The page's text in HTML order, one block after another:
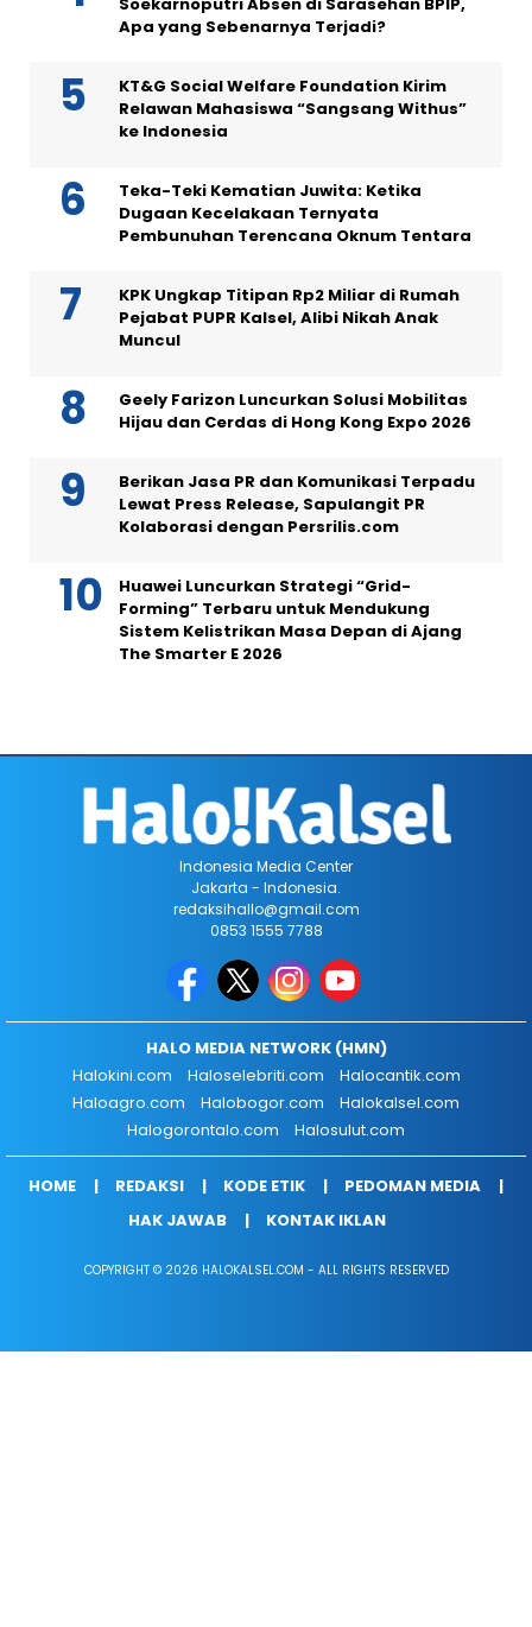
Apa yang Sebenarnya Terjadi?
KT&G Social Welfare Foundation Kirim
Relawan Mahasiswa “Sangsang Withus”
ke Indonesia
Teka-Teki Kematian Juwita: Ketika
Dugaan Kecelakaan Ternyata
Pembunuhan Terencana Oknum Tentara
KPK Ungkap Titipan Rp2 Miliar di Rumah
Pejabat PUPR Kalsel, Alibi Nikah Anak
Muncul
Geely Farizon Luncurkan Solusi Mobilitas
Hijau dan Cerdas di Hong Kong Expo 2026
Berikan Jasa PR dan Komunikasi Terpadu
Lewat Press Release, Sapulangit PR
Kolaborasi dengan Persrilis.com
Huawei Luncurkan Strategi “Grid-
Forming” Terbaru untuk Mendukung
Sistem Kelistrikan Masa Depan di Ajang
The Smarter E 2026
Indonesia Media Center
Jakarta - Indonesia.
redaksihallo@gmail.com
0853 1555 7788
HALO MEDIA NETWORK (HMN)
Halokini.com
Haloselebriti.com
Halocantik.com
Haloagro.com
Halobogor.com
Halokalsel.com
Halogorontalo.com
Halosulut.com
HOME REDAKSI KODE ETIK
PEDOMAN MEDIA
HAK JAWAB
KONTAK IKLAN
COPYRIGHT © 2026 HALOKALSEL.COM - ALL RIGHTS RESERVED